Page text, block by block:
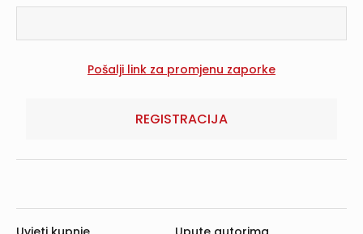
REGISTRACIJA